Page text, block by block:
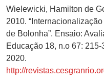
Wielewicki, Hamilton de
2010.
de Bolonha”. Ensaio:
Educação 18, n.o 67:
2020.
http://